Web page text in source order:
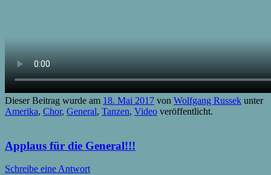
Dieser Beitrag wurde am 18. Mai 2017 von Wolfgang Russek unter
Amerika, Chor, General, Tanzen, Video veröffentlicht.
Applaus für die General!!!
Schreibe eine Antwort